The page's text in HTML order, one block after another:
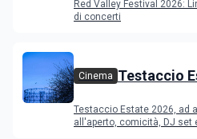
Red Valley Festival 2026:
di concerti
Cinema Testaccio
Ferragosto
Testaccio Estate 2026, ad
all'aperto, comicità, DJ set